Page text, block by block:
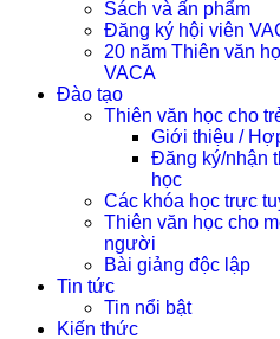
Sách và ấn phẩm
Đăng ký hội viên
20 năm Thiên văn
VACA
Đào tạo
Thiên văn học cho
Giới thiệu /
Đăng ký/nhận
học
Các khóa học trực
Thiên văn học cho
người
Bài giảng độc lập
Tin tức
Tin nổi bật
Kiến thức